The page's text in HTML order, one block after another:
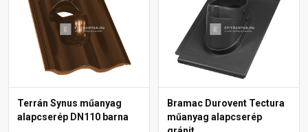
Terrán Synus műanyag
alapcserép DN110 barna
Bramac Durovent Tectura
műanyag alapcserép